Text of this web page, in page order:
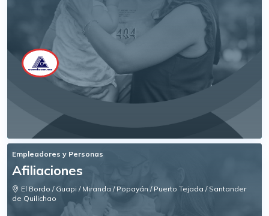
Empleadores y Personas
Afiliaciones
El Bordo / Guapi / Miranda / Popayán / Puerto Tejada / Santander
de Quilichao